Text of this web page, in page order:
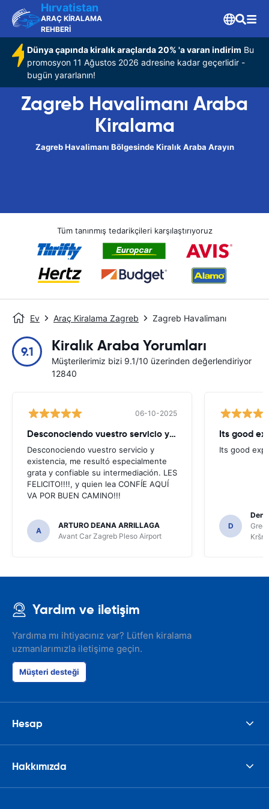
Hırvatistan
ARAÇ KİRALAMA
REHBERİ
Dünya çapında kiralık araçlarda 20% 'a varan indirim Bu
promosyon 11 Ağustos 2026 adresine kadar geçerlidir -
bugün yararlanın!
Zagreb Havalimanı Araba
Kiralama
Zagreb Havalimanı Bölgesinde Kiralık Araba Arayın
Tüm tanınmış tedarikçileri karşılaştırıyoruz
Ev Araç Kiralama Zagreb Zagreb Havalimanı
9.1 Kiralık Araba Yorumları
Müşterilerimiz bizi 9.1/10 üzerinden değerlendiriyor
12840
06-10-2025
Desconociendo vuestro servicio y existencia
Desconociendo vuestro servicio y
existencia, me resultó especialmente
grata y confiable su intermediación. LES
FELICITO!!!!, y quien lea CONFÍE AQUÍ
VA POR BUEN CAMINO!!!
A
ARTURO DEANA ARRILLAGA
Avant Car Zagreb Pleso Airport
Its good
Its good
D
Yardım ve iletişim
Yardıma mı ihtiyacınız var? Lütfen kiralama
uzmanlarımızla iletişime geçin.
Müşteri desteği
Hesap
Hakkımızda